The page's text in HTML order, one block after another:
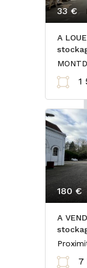
A
33 €
1
A
180 €
7